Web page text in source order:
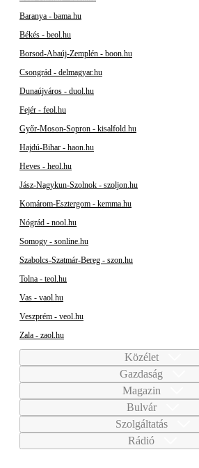
Baranya - bama.hu
Békés - beol.hu
Borsod-Abaúj-Zemplén - boon.hu
Csongrád - delmagyar.hu
Dunaújváros - duol.hu
Fejér - feol.hu
Győr-Moson-Sopron - kisalfold.hu
Hajdú-Bihar - haon.hu
Heves - heol.hu
Jász-Nagykun-Szolnok - szoljon.hu
Komárom-Esztergom - kemma.hu
Nógrád - nool.hu
Somogy - sonline.hu
Szabolcs-Szatmár-Bereg - szon.hu
Tolna - teol.hu
Vas - vaol.hu
Veszprém - veol.hu
Zala - zaol.hu
Közélet
Gazdaság
Magazin
Bulvár
Szolgáltatás
Rádió